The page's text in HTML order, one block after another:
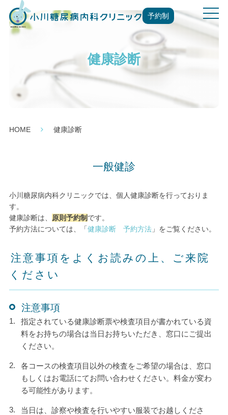
予約制
t
o
g
健康診断
HOME 健康診断
一般健診
小川糖尿病内科クリニックでは、個人健康診断を行っておりま
す。
健康診断は、
原則予約制 です。
予約方法については、「健康診断 予約方法」をご覧ください。
注意事項をよくお読みの上、ご来院
ください
注意事項
指定されている健康診断票や検査項目が書かれている資
料をお持ちの場合は当日お持ちいただき、窓口にご提出
ください。
各コースの検査項目以外の検査をご希望の場合は、窓口
もしくはお電話にてお問い合わせください。料金が変わ
る可能性があります。
当日は、診察や検査を行いやすい服装でお越しくださ